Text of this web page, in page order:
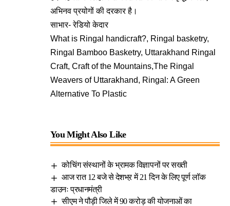
अभिनव प्रयोगों की दरकार है।
साभार-रेडियो केदार
What is Ringal handicraft?, Ringal basketry,
Ringal Bamboo Basketry, Uttarakhand Ringal
Craft, Craft of the Mountains,The Ringal
Weavers of Uttarakhand, Ringal: A Green
Alternative To Plastic
You Might Also Like
कोचिंग संस्थानों के भ्रामक विज्ञापनों पर सख्ती
आज रात 12 बजे से देशभऱ में 21 दिन के लिए पूर्ण लॉक
डाउनः प्रधानमंत्री
सीएम ने पौड़ी जिले में 90 करोड़ की योजनाओं का